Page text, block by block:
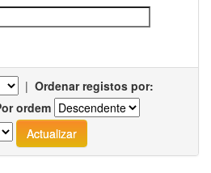
| Ordenar registos por:
ordem